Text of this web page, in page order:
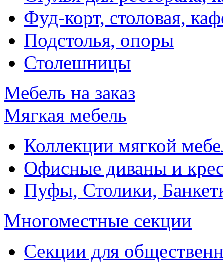
Фуд-корт, столовая,
Подстолья, опоры
Столешницы
Мебель на заказ
Мягкая мебель
Коллекции мягкой
Офисные диваны и
Пуфы, Столики,
Многоместные секции
Секции для